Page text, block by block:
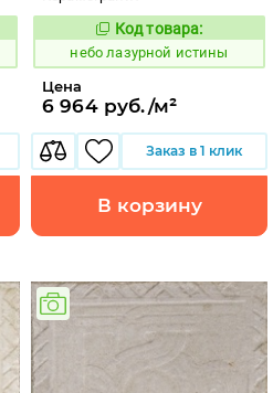
1114536
Код товара:
небо лазурной истины
Цена
6 964 руб./м²
Заказ в 1 клик
В корзину